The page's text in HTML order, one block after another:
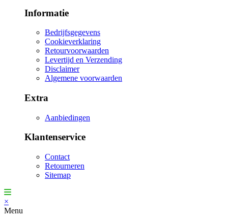
Informatie
Bedrijfsgegevens
Cookieverklaring
Retourvoorwaarden
Levertijd en Verzending
Disclaimer
Algemene voorwaarden
Extra
Aanbiedingen
Klantenservice
Contact
Retourneren
Sitemap
×
Menu